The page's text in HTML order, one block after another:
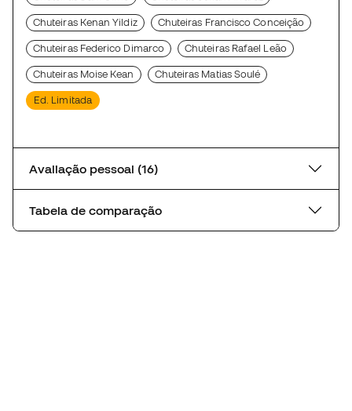
Chuteiras Kenan Yildiz Chuteiras Francisco Conceição
Chuteiras Federico Dimarco Chuteiras Rafael Leão
Chuteiras Moise Kean Chuteiras Matias Soulé
Ed. Limitada
Avaliação pessoal (16)
Tabela de comparação